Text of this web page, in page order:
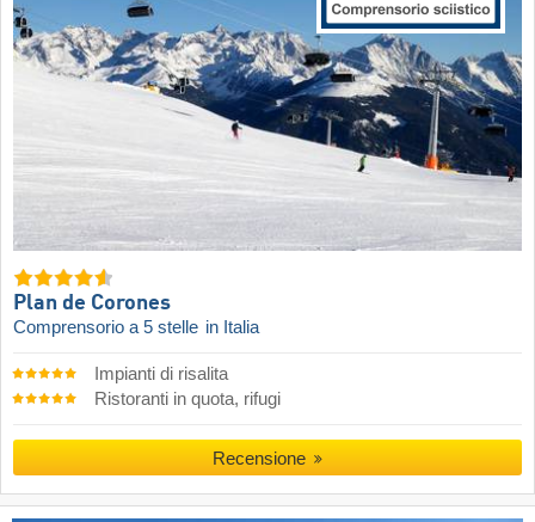
Plan de Corones
Comprensorio a 5 stelle in Italia
Impianti di risalita
Ristoranti in quota, rifugi
Recensione